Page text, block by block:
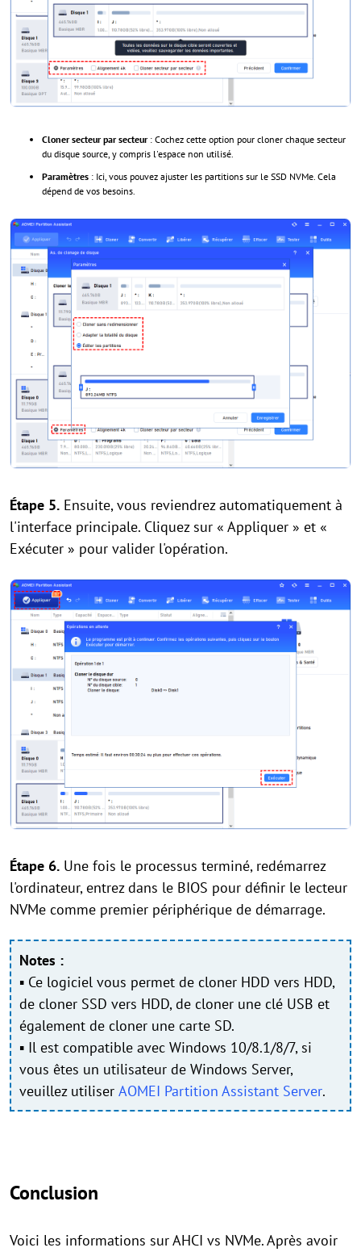
Cloner secteur par secteur: Cochez cette option pour cloner chaque secteur
du disque source, y compris l'espace non utilisé.
Paramètres : Ici, vous pouvez ajuster les partitions sur le SSD NVMe. Cela
dépend de vos besoins.
Étape 5. Ensuite, vous reviendrez automatiquement à
l'interface principale. Cliquez sur « Appliquer » et «
Exécuter » pour valider l'opération.
Étape 6. Une fois le processus terminé, redémarrez
l'ordinateur, entrez dans le BIOS pour définir le lecteur
NVMe comme premier périphérique de démarrage.
Notes :
▪ Ce logiciel vous permet de cloner HDD vers HDD,
de cloner SSD vers HDD, de cloner une clé USB et
également de cloner une carte SD.
▪ Il est compatible avec Windows 10/8.1/8/7, si
vous êtes un utilisateur de Windows Server,
veuillez utiliser AOMEI Partition Assistant Server.
Conclusion
Voici les informations sur AHCI vs NVMe. Après avoir